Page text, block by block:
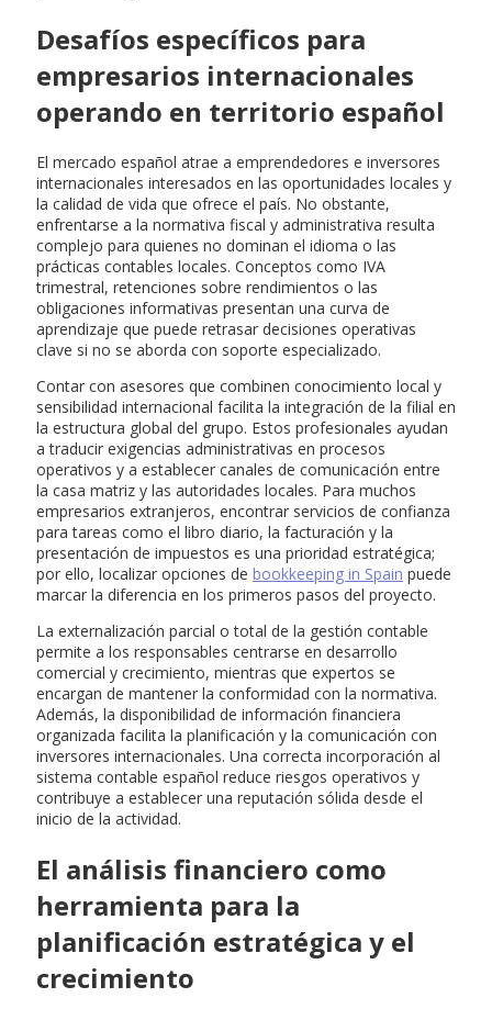
Desafíos específicos para
empresarios internacionales
operando en territorio español
El mercado español atrae a emprendedores e inversores
internacionales interesados en las oportunidades locales y
la calidad de vida que ofrece el país. No obstante,
enfrentarse a la normativa fiscal y administrativa resulta
complejo para quienes no dominan el idioma o las
prácticas contables locales. Conceptos como IVA
trimestral, retenciones sobre rendimientos o las
obligaciones informativas presentan una curva de
aprendizaje que puede retrasar decisiones operativas
clave si no se aborda con soporte especializado.
Contar con asesores que combinen conocimiento local y
sensibilidad internacional facilita la integración de la filial en
la estructura global del grupo. Estos profesionales ayudan
a traducir exigencias administrativas en procesos
operativos y a establecer canales de comunicación entre
la casa matriz y las autoridades locales. Para muchos
empresarios extranjeros, encontrar servicios de confianza
para tareas como el libro diario, la facturación y la
presentación de impuestos es una prioridad estratégica;
por ello, localizar opciones de bookkeeping in Spain puede
marcar la diferencia en los primeros pasos del proyecto.
La externalización parcial o total de la gestión contable
permite a los responsables centrarse en desarrollo
comercial y crecimiento, mientras que expertos se
encargan de mantener la conformidad con la normativa.
Además, la disponibilidad de información financiera
organizada facilita la planificación y la comunicación con
inversores internacionales. Una correcta incorporación al
sistema contable español reduce riesgos operativos y
contribuye a establecer una reputación sólida desde el
inicio de la actividad.
El análisis financiero como
herramienta para la
planificación estratégica y el
crecimiento